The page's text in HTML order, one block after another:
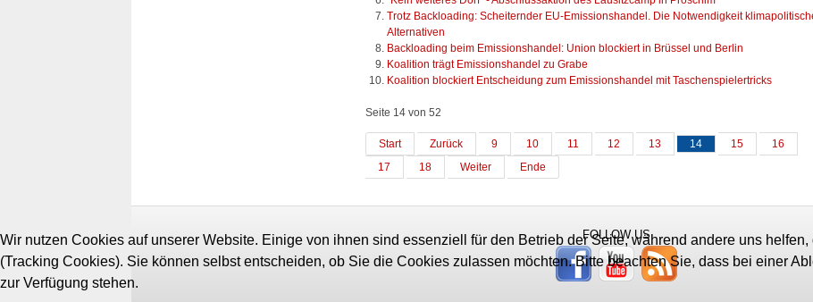
Trotz Backloading: Scheiternder EU-Emissionshandel. Die Notwendigkeit
Alternativen
Backloading beim Emissionshandel: Union blockiert in Brüssel und Berlin
Koalition trägt Emissionshandel zu Grabe
Koalition blockiert Entscheidung zum Emissionshandel mit Taschenspielertricks
Seite 14 von 52
Start Zurück 9 10 11 12 13 14 15
16
17
18 Weiter Ende
FOLLOW US
Wir nutzen Cookies auf unserer Website. Einige von ihnen sind essenziell für den Betrieb der Seite, während andere uns
(Tracking Cookies). Sie können selbst entscheiden, ob Sie die Cookies zulassen möchten. Bitte beachten Sie, dass bei einer
zur Verfügung stehen.